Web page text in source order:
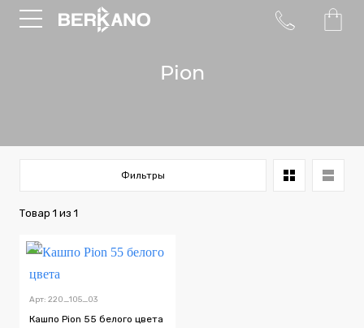
Pion
Товар 1 из 1
Фильтры
Арт: 220_105_03
Кашпо Pion 55 белого цвета